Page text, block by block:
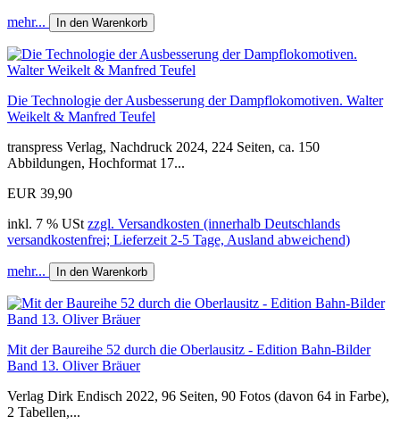
mehr... In den Warenkorb
Die Technologie der Ausbesserung der Dampflokomotiven. Walter
Weikelt & Manfred Teufel
transpress Verlag, Nachdruck 2024, 224 Seiten, ca. 150
Abbildungen, Hochformat 17...
EUR 39,90
inkl. 7 % USt zzgl. Versandkosten (innerhalb Deutschlands
versandkostenfrei; Lieferzeit 2-5 Tage, Ausland abweichend)
mehr... In den Warenkorb
Mit der Baureihe 52 durch die Oberlausitz - Edition Bahn-Bilder
Band 13. Oliver Bräuer
Verlag Dirk Endisch 2022, 96 Seiten, 90 Fotos (davon 64 in Farbe),
2 Tabellen,...